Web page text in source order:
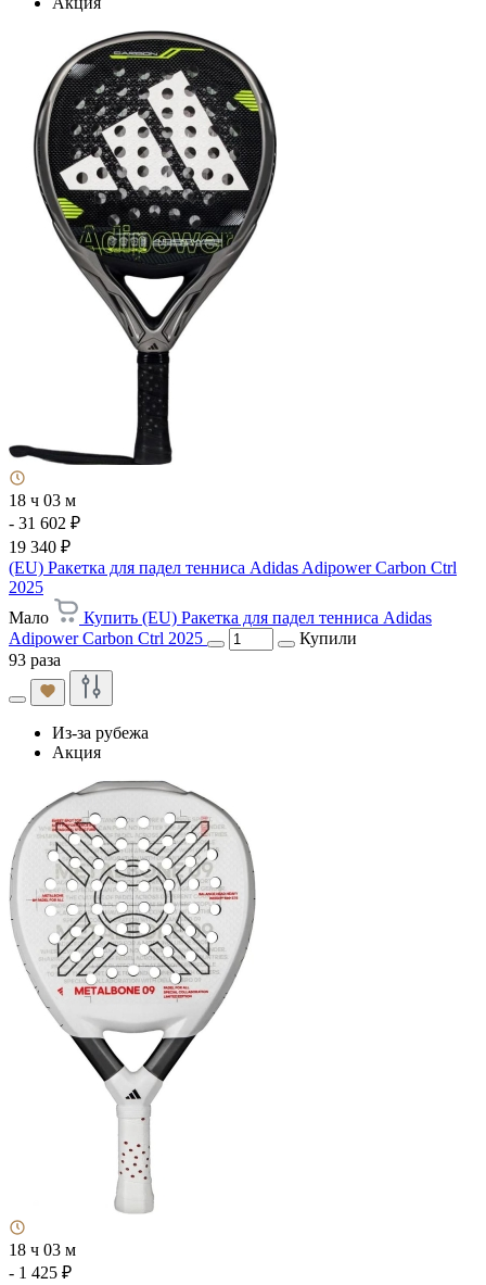
18 ч 03 м
- 31 602 ₽
19 340 ₽
(EU) Ракетка для падел тенниса Adidas Adipower Carbon Ctrl
2025
Мало
Купить (EU) Ракетка для падел тенниса Adidas
Adipower Carbon Ctrl 2025
Купили
93 раза
Из-за рубежа
Акция
18 ч 03 м
- 1 425 ₽